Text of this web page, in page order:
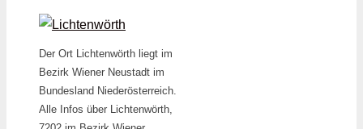
Der Ort Lichtenwörth liegt im
Bezirk Wiener Neustadt im
Bundesland Niederösterreich.
Alle Infos über Lichtenwörth,